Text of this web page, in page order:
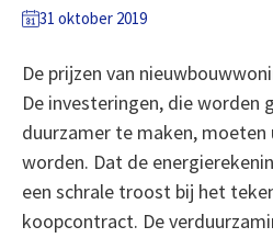
31 oktober 2019
De prijzen van
De investeringen, die worden
duurzamer te maken,
worden. Dat de
een schrale troost bij het
koopcontract. De